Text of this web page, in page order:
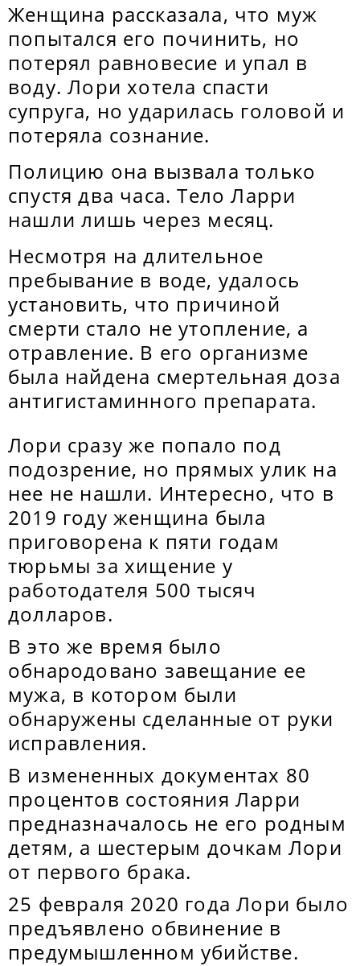
Женщина рассказала, что муж
попытался его починить, но
потерял равновесие и упал в
воду. Лори хотела спасти
супруга, но ударилась головой и
потеряла сознание.
Полицию она вызвала только
спустя два часа. Тело Ларри
нашли лишь через месяц.
Несмотря на длительное
пребывание в воде, удалось
установить, что причиной
смерти стало не утопление, а
отравление. В его организме
была найдена смертельная доза
антигистаминного препарата.
Лори сразу же попало под
подозрение, но прямых улик на
нее не нашли. Интересно, что в
2019 году женщина была
приговорена к пяти годам
тюрьмы за хищение у
работодателя 500 тысяч
долларов.
В это же время было
обнародовано завещание ее
мужа, в котором были
обнаружены сделанные от руки
исправления.
В измененных документах 80
процентов состояния Ларри
предназначалось не его родным
детям, а шестерым дочкам Лори
от первого брака.
25 февраля 2020 года Лори было
предъявлено обвинение в
предумышленном убийстве.